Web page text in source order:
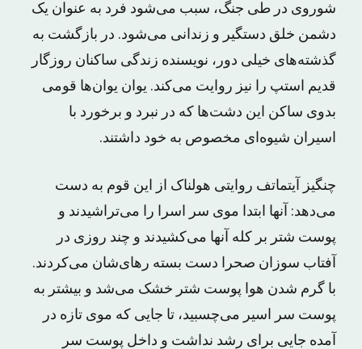
شوروی در طی جنگ، سبب می‌شود فرد به عنوان یک
دشمن خلق دستگیر و زندانی می‌شود. در بازگشت به
گذشته‌های خیلی دور، نویسنده زندگی ساکنان روزگار
قدیم استپ را نیز روایت می‌کند. یوان یوان‌ها قومی
بدوی ساکن این دشت‌ها که در نبرد و برخورد با
اسیران شیوه‌ای مخصوص به خود داشتند.
چنگیز آیتماتف روایتی هولناک از این قوم به دست
می‌دهد: آنها ابتدا موی سر اسرا را می‌تراشیدند و
پوست شتر بر کله آنها می‌کشیدند و چند روزی در
آفتاب سوزان صحرا دست بسته رهای‌شان می‌کردند.
با گرم شدن هوا پوست شتر خشک می‌شد و بیشتر به
پوست سر اسیر می‌چسبید، تا جایی که موی تازه در
آمده جایی برای رشد نداشت و داخل پوست سر